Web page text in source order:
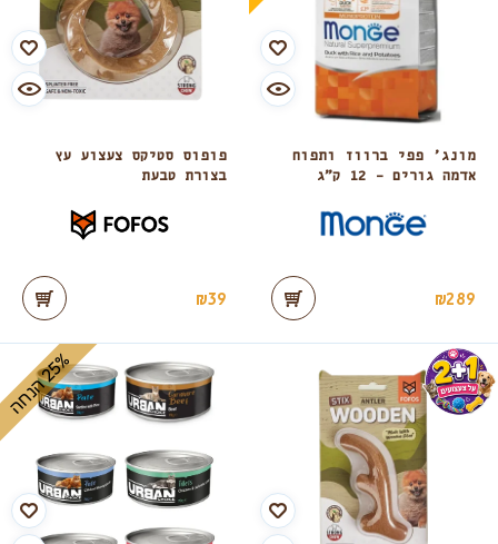
מונג’ פפי ברווז ותפוח
אדמה גורים – 12 ק”ג
₪289
פופוס סטיקס צעצוע עץ
בצורת טבעת
₪39
2
5
%
ה
נ
ח
ה